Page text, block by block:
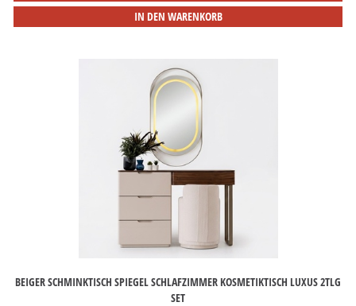
IN DEN WARENKORB
BEIGER SCHMINKTISCH SPIEGEL SCHLAFZIMMER KOSMETIKTISCH LUXUS 2TLG
SET